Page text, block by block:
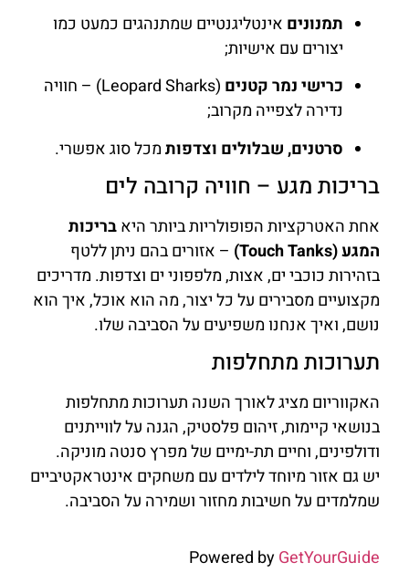
תמנונים אינטליגנטיים שמתנהגים כמעט כמו
יצורים עם אישיות;
כרישי נמר קטנים
(Leopard Sharks) – חוויה
נדירה לצפייה מקרוב;
סרטנים, שבלולים וצדפותמכל סוג אפשרי.
בריכות מגע – חוויה קרובה לים
אחת האטרקציות הפופולריות ביותר היאבריכות
המגע (Touch Tanks)
– אזורים בהם ניתן ללטף
בזהירות כוכבי ים, אצות, מלפפוני ים וצדפות. מדריכים
מקצועיים מסבירים על כל יצור, מה הוא אוכל, איך הוא
נושם, ואיך אנחנו משפיעים על הסביבה שלו.
תערוכות מתחלפות
האקווריום מציג לאורך השנה תערוכות מתחלפות
בנושאי קיימות, זיהום פלסטיק, הגנה על לווייתנים
ודולפינים, וחיים תת-ימיים של מפרץ סנטה מוניקה.
יש גם אזור מיוחד לילדים עם משחקים אינטראקטיביים
שמלמדים על חשיבות מחזור ושמירה על הסביבה.
Powered byGetYourGuide